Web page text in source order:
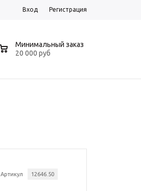
Вход Регистрация
Минимальный заказ
20 000 руб
Артикул 12646.50